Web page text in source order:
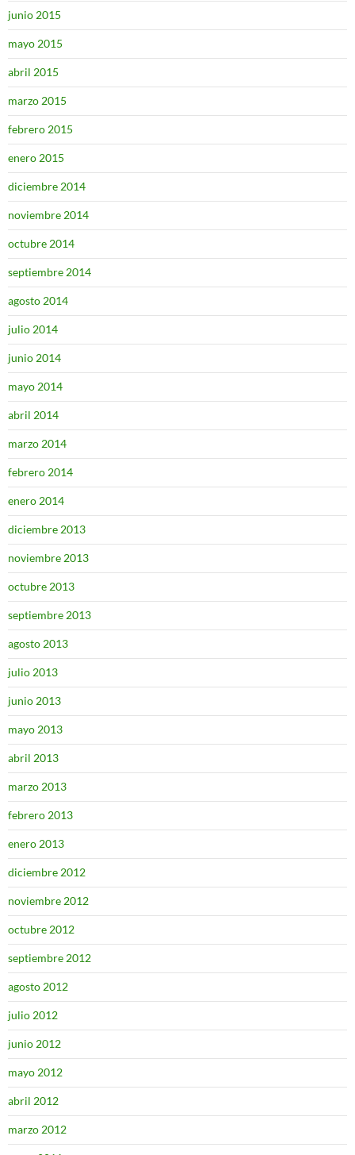
junio 2015
mayo 2015
abril 2015
marzo 2015
febrero 2015
enero 2015
diciembre 2014
noviembre 2014
octubre 2014
septiembre 2014
agosto 2014
julio 2014
junio 2014
mayo 2014
abril 2014
marzo 2014
febrero 2014
enero 2014
diciembre 2013
noviembre 2013
octubre 2013
septiembre 2013
agosto 2013
julio 2013
junio 2013
mayo 2013
abril 2013
marzo 2013
febrero 2013
enero 2013
diciembre 2012
noviembre 2012
octubre 2012
septiembre 2012
agosto 2012
julio 2012
junio 2012
mayo 2012
abril 2012
marzo 2012